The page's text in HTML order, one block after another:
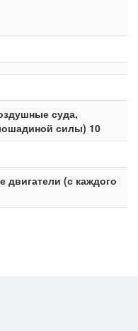
суда,
силы) 10
(с каждого